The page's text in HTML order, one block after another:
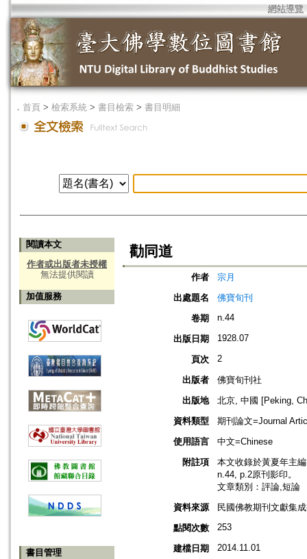
網站導覽
． 首頁 > 檢索系統 > 書目檢索 > 書目明細
閱讀本文
作者或出版者未授權
無法提供閱讀
加值服務
書目管理
勸同道
作者
宗月
出處題名
佛寶旬刊
卷期
n.44
出版日期 1928.07
頁次 2
出版者
佛寶旬刊社
出版地
北京, 中國 [Peking,
資料類型
期刊論文=Journal
使用語言
中文=Chinese
附註項
本文收錄於黃夏年主
n.44, p.2原刊影印。
文章類別：評論,短論
資料來源
民國佛教期刊文獻集
點閱次數
253
建檔日期 2014.11.01